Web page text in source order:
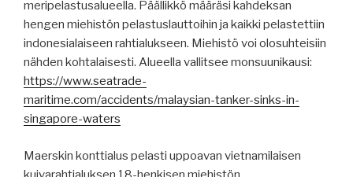
meripelastusalueella. Päällikkö määräsi kahdeksan
hengen miehistön pelastuslauttoihin ja kaikki pelastettiin
indonesialaiseen rahtialukseen. Miehistö voi olosuhteisiin
nähden kohtalaisesti. Alueella vallitsee monsuunikausi:
https://www.seatrade-
maritime.com/accidents/malaysian-tanker-sinks-in-
singapore-waters
Maerskin konttialus pelasti uppoavan vietnamilaisen